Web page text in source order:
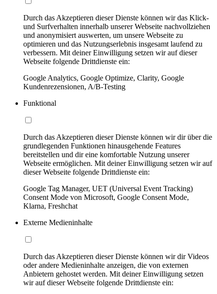
Durch das Akzeptieren dieser Dienste können wir das Klick-
und Surfverhalten innerhalb unserer Webseite nachvollziehen
und anonymisiert auswerten, um unsere Webseite zu
optimieren und das Nutzungserlebnis insgesamt laufend zu
verbessern. Mit deiner Einwilligung setzen wir auf dieser
Webseite folgende Drittdienste ein:
Google Analytics, Google Optimize, Clarity, Google
Kundenrezensionen, A/B-Testing
Funktional
Durch das Akzeptieren dieser Dienste können wir dir über die
grundlegenden Funktionen hinausgehende Features
bereitstellen und dir eine komfortable Nutzung unserer
Webseite ermöglichen. Mit deiner Einwilligung setzen wir auf
dieser Webseite folgende Drittdienste ein:
Google Tag Manager, UET (Universal Event Tracking)
Consent Mode von Microsoft, Google Consent Mode,
Klarna, Freshchat
Externe Medieninhalte
Durch das Akzeptieren dieser Dienste können wir dir Videos
oder andere Medieninhalte anzeigen, die von externen
Anbietern gehostet werden. Mit deiner Einwilligung setzen
wir auf dieser Webseite folgende Drittdienste ein: